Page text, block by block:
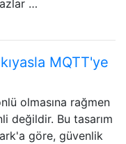
…
MQTT'ye
olmasına rağmen
değildir. Bu tasarım
göre, güvenlik